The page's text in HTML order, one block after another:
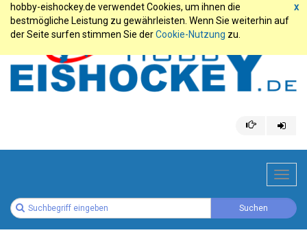
x
hobby-eishockey.de verwendet Cookies, um ihnen die
bestmögliche Leistung zu gewährleisten. Wenn Sie weiterhin auf
der Seite surfen stimmen Sie derCookie-Nutzung zu.